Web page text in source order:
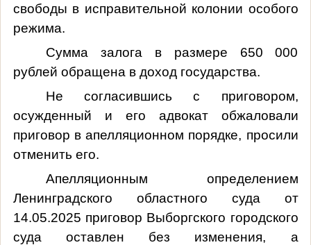
свободы в исправительной колонии особого
режима.
Сумма залога в размере 650 000
рублей обращена в доход государства.
Не согласившись с приговором,
осужденный и его адвокат обжаловали
приговор в апелляционном порядке, просили
отменить его.
Апелляционным определением
Ленинградского областного суда от
14.05.2025 приговор Выборгского городского
суда оставлен без изменения, а